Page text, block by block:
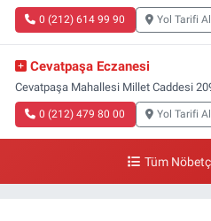
0 (212) 614 99 90 Yol Tarifi Al
Cevatpaşa Eczanesi
Cevatpaşa Mahallesi Millet Caddesi
0 (212) 479 80 00 Yol Tarifi Al
Tüm